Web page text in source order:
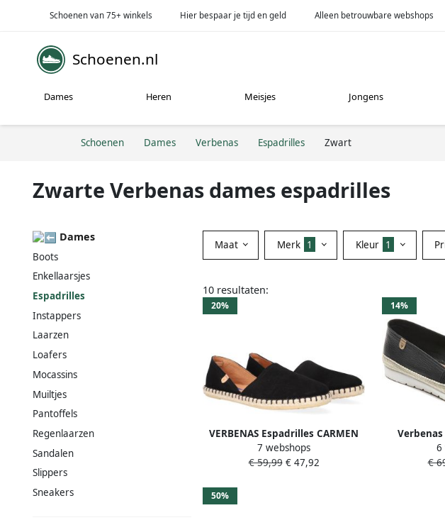
Schoenen van 75+ winkels Hier bespaar je tijd en geld Alleen betrouwbare webshops
Schoenen.nl
Dames Heren Meisjes Jongens
Schoenen Dames Verbenas Espadrilles Zwart
Zwarte Verbenas dames espadrilles
Dames
Boots
Enkellaarsjes
Espadrilles
Instappers
Laarzen
Loafers
Mocassins
Muiltjes
Pantoffels
Regenlaarzen
Sandalen
Slippers
Sneakers
Maat Merk 1 Kleur 1
10 resultaten:
20%
VERBENAS Espadrilles CARMEN
SERRAJE instapschoen
zomerschoen loafer met typische
7 webshops
€ 59,99€ 47,92
14%
6
€
50%